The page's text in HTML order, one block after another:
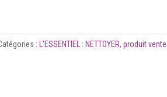
: L'ESSENTIEL : NETTOYER,produit vente